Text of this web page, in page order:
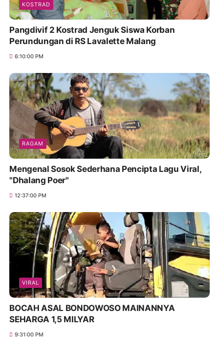
KOSTRAD
Pangdivif 2 Kostrad Jenguk Siswa Korban
Perundungan di RS Lavalette Malang
6:10:00 PM
RAGAM
Mengenal Sosok Sederhana Pencipta Lagu Viral,
"Dhalang Poer"
12:37:00 PM
VIRAL
BOCAH ASAL BONDOWOSO MAINANNYA
SEHARGA 1,5 MILYAR
9:31:00 PM